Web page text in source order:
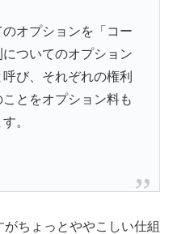
オプションを「コー
ついてのオプション
び、それぞれの権利
とをオプション料も
。
ちょっとややこしい仕組